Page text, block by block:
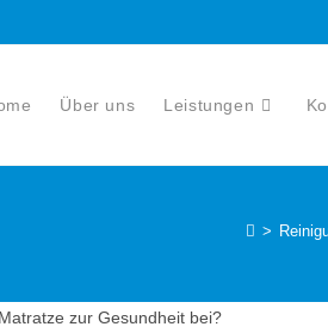
Über uns Leistungen
>